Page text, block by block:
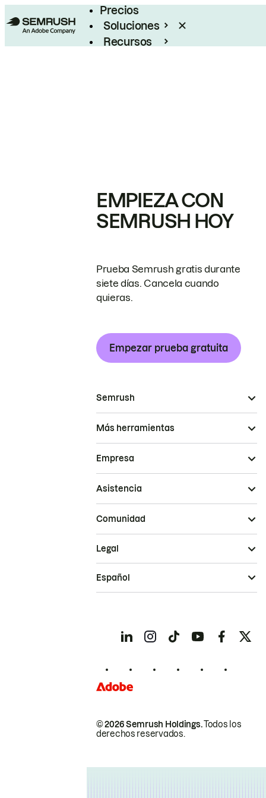
Precios
Soluciones
Recursos
EMPIEZA CON
SEMRUSH HOY
Prueba Semrush gratis durante
siete días. Cancela cuando
quieras.
Empezar prueba gratuita
Semrush
Más herramientas
Empresa
Asistencia
Comunidad
© 2026 Semrush Holdings.Todos los
derechos reservados.
Legal
Español